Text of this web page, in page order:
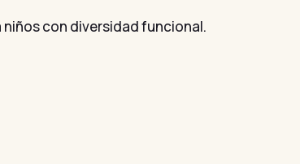
niños con diversidad funcional.